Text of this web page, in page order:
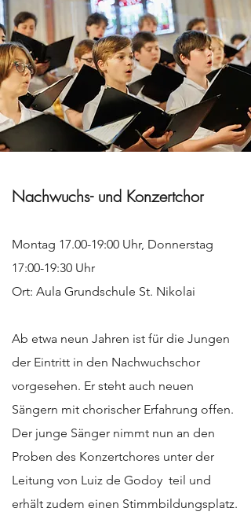
​​​Nachwuchs- und Konzertchor
Montag 17.00-19:00 Uhr, Donnerstag
17:00-19:30 Uhr
Ort: Aula Grundschule St. Nikolai
Ab etwa neun Jahren ist für die Jungen
der Eintritt in den Nachwuchschor
vorgesehen. Er steht auch neuen
Sängern mit chorischer Erfahrung offen.
Der junge Sänger nimmt nun an den
Proben des Konzertchores unter der
Leitung von Luiz de Godoy teil und
erhält zudem einen Stimmbildungsplatz.